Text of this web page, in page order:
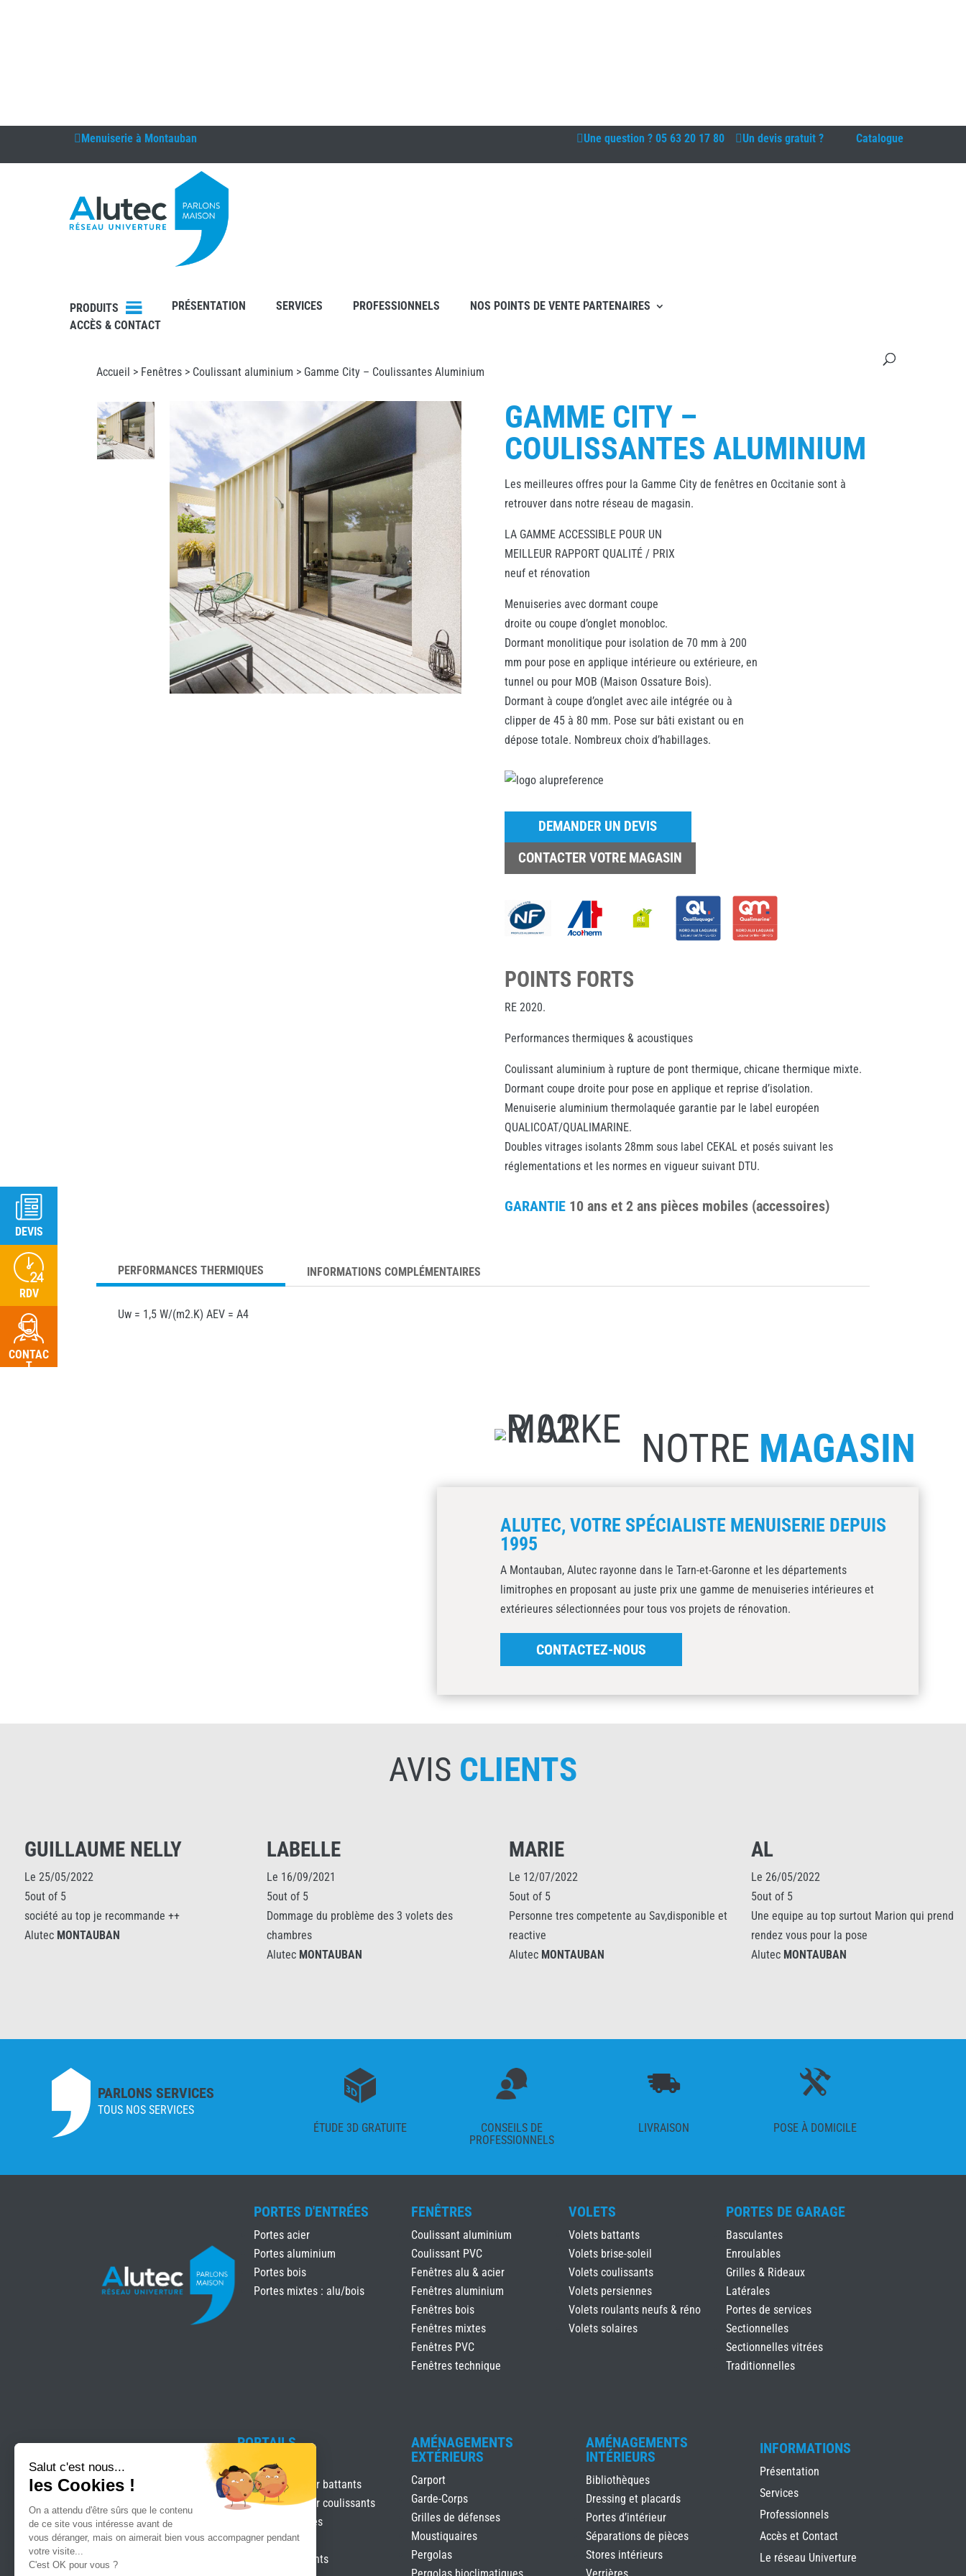
Menuiserie à Montauban Une question ? 05 63 20 17 80 Un devis gratuit ? Catalogue
PRODUITS PRÉSENTATION SERVICES PROFESSIONNELS
NOS POINTS DE VENTE PARTENAIRES
ACCÈS & CONTACT
Accueil > Fenêtres > Coulissant aluminium > Gamme City – Coulissantes Aluminium
GAMME CITY –
COULISSANTES ALUMINIUM
Les meilleures offres pour la Gamme City de fenêtres en Occitanie sont à
retrouver dans notre réseau de magasin.
LA GAMME ACCESSIBLE POUR UN
MEILLEUR RAPPORT QUALITÉ / PRIX
neuf et rénovation
Menuiseries avec dormant coupe
droite ou coupe d’onglet monobloc.
Dormant monolitique pour isolation de 70 mm à 200
mm pour pose en applique intérieure ou extérieure, en
tunnel ou pour MOB (Maison Ossature Bois).
Dormant à coupe d’onglet avec aile intégrée ou à
clipper de 45 à 80 mm. Pose sur bâti existant ou en
dépose totale. Nombreux choix d’habillages.
DEMANDER UN DEVIS
CONTACTER VOTRE MAGASIN
POINTS FORTS
RE 2020.
Performances thermiques & acoustiques
Coulissant aluminium à rupture de pont thermique, chicane thermique mixte.
Dormant coupe droite pour pose en applique et reprise d’isolation.
Menuiserie aluminium thermolaquée garantie par le label européen
QUALICOAT/QUALIMARINE.
Doubles vitrages isolants 28mm sous label CEKAL et posés suivant les
réglementations et les normes en vigueur suivant DTU.
GARANTIE 10 ans et 2 ans pièces mobiles (accessoires)
PERFORMANCES THERMIQUES INFORMATIONS COMPLÉMENTAIRES
Uw = 1,5 W/(m2.K) AEV = A4
NOTRE MAGASIN
ALUTEC, VOTRE SPÉCIALISTE MENUISERIE DEPUIS
1995
A Montauban, Alutec rayonne dans le Tarn-et-Garonne et les départements
limitrophes en proposant au juste prix une gamme de menuiseries intérieures et
extérieures sélectionnées pour tous vos projets de rénovation.
CONTACTEZ-NOUS
AVIS CLIENTS
GUILLAUME NELLY
Le 25/05/2022
5out of 5
société au top je recommande ++
AlutecMONTAUBAN
LABELLE
Le 16/09/2021
5out of 5
Dommage du problème des 3 volets des
chambres
AlutecMONTAUBAN
MARIE
Le 12/07/2022
5out of 5
Personne tres competente au Sav,disponible et
reactive
AlutecMONTAUBAN
AL
Le 26/05/2022
5out of 5
Une equipe au top surtout Marion qui prend
rendez vous pour la pose
AlutecMONTAUBAN
PARLONS SERVICES
TOUS NOS SERVICES
ÉTUDE 3D GRATUITE
CONSEILS DE
PROFESSIONNELS
LIVRAISON POSE À DOMICILE
PORTES D'ENTRÉES
Portes acier
Portes aluminium
Portes bois
Portes mixtes : alu/bois
FENÊTRES
Coulissant aluminium
Coulissant PVC
Fenêtres alu & acier
Fenêtres aluminium
Fenêtres bois
Fenêtres mixtes
Fenêtres PVC
Fenêtres technique
VOLETS
Volets battants
Volets brise-soleil
Volets coulissants
Volets persiennes
Volets roulants neufs & réno
Volets solaires
PORTES DE GARAGE
Basculantes
Enroulables
Grilles & Rideaux
Latérales
Portes de services
Sectionnelles
Sectionnelles vitrées
Traditionnelles
ALUTEC, VOTRE SPÉCIALISTE
MENUISERIE DEPUIS 1995
PORTAILS
Clôtures
Motorisation pour battants
Motorisation pour coulissants
Portails & clôtures
Portails Battants
Portails coulissants
AMÉNAGEMENTS
EXTÉRIEURS
Carport
Garde-Corps
Grilles de défenses
Moustiquaires
Pergolas
AMÉNAGEMENTS
INTÉRIEURS
Bibliothèques
Dressing et placards
Portes d’intérieur
Séparations de pièces
Stores intérieurs
INFORMATIONS
Présentation
Services
Professionnels
Accès et Contact
Le réseau Univerture
DEVIS
RDV
CONTAC
T